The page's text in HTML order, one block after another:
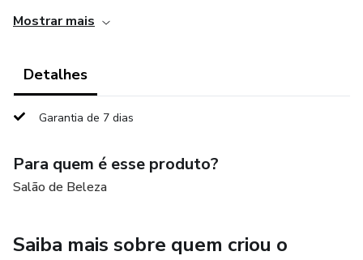
Caso você queira editar mas não sabe como temos um
Mostrar mais
Detalhes
Garantia de 7 dias
Para quem é esse produto?
Salão de Beleza
Saiba mais sobre quem criou o